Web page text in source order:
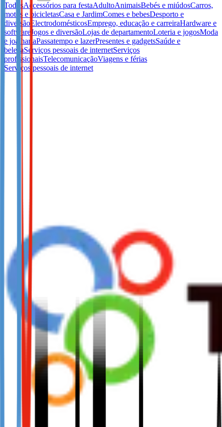
TodosAccessórios para festaAdultoAnimaisBebés e miúdosCarros,
motos e bicicletasCasa e JardimComes e bebesDesporto e
diversão ElectrodomésticosEmprego, educação e carreiraHardware e
software Jogos e diversãoLojas de departamentoLoteria e jogosModa
e joalhariaPassatempo e lazerPresentes e gadgetsSaúde e
belezaServiços pessoais de internetServiços
profissionaisTelecomunicaçãoViagens e férias
Serviços pessoais de internet